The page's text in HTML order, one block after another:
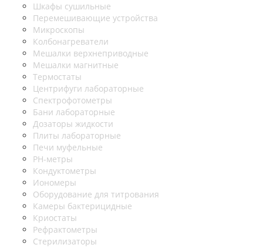
Шкафы сушильные
Перемешивающие устройства
Микроскопы
Колбонагреватели
Мешалки верхнеприводные
Мешалки магнитные
Термостаты
Центрифуги лабораторные
Спектрофотометры
Бани лабораторные
Дозаторы жидкости
Плиты лабораторные
Печи муфельные
РН-метры
Кондуктометры
Иономеры
Оборудование для титрования
Камеры бактерицидные
Криостаты
Рефрактометры
Стерилизаторы